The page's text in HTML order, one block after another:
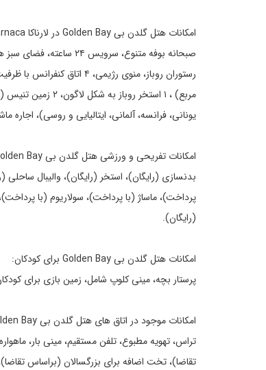
امکانات هتل گلدن بی Golden Bay در لارناکا Larnaca :
مربع) ، ۱ استخر
یونانی، فرانسه، آلمانی، ایتالیایی و روسی)،
امکانات تفریحی و ورزشی هتل گلدن بی Golden Bay در لارناکا Larnaca :
بدنسازی (رایگان)، استخر (رایگان)، والیبال ساحلی
پرداخت)، ماساژ (با پرداخت)، سولاریوم (با
(رایگان).
امکانات هتل گلدن بی Golden Bay برای کودکان:
پرستار بچه، مینی کلوپ شامل، زمین بازی برای
امکانات موجود در اتاق های هتل گلدن بی Golden Bay در لارناکا Larnaca :
تراس، تهویه مطبوع، تلفن مستقیم، مینی بار،
تقاضا)، تخت اضافه برای بزرگسالان (براساس